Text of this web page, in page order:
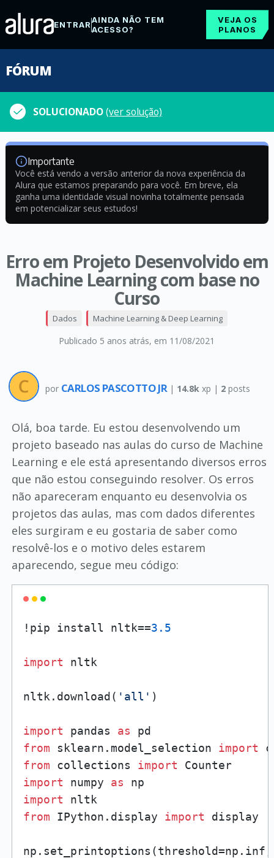
ENTRARAINDA NÃO TEM
ACESSO?
VEJA OS
PLANOS
FÓRUM
SOLUCIONADO(ver solução)
Importante
Você está vendo a versão anterior da nova experiência da
Alura que estamos preparando para você. Em breve, ela
ganha uma identidade visual novinha totalmente pensada
em potencializar seus estudos!
Erro em Projeto Desenvolvido em
Machine Learning com base no
Curso
Publicado 5 anos atrás, em 11/08/2021
Dados Machine Learning & Deep Learning
por CARLOS PASCOTTO JR | 14.8k xp | 2posts
Olá, boa tarde. Eu estou desenvolvendo um
projeto baseado nas aulas do curso de Machine
Learning e ele está apresentando diversos erros
que não estou conseguindo resolver. Os erros
não apareceram enquanto eu desenvolvia os
projetos das aulas, mas com dados diferentes
eles surgiram e eu gostaria de saber como
resolvê-los e o motivo deles estarem
aparecendo, segue meu código:
!pip install nltk==3.5
import nltk
nltk.download( 'all' )
import pandas as
from sklearn.model_selection import
from collections import
Counter
import numpy as
import
from IPython.display import display